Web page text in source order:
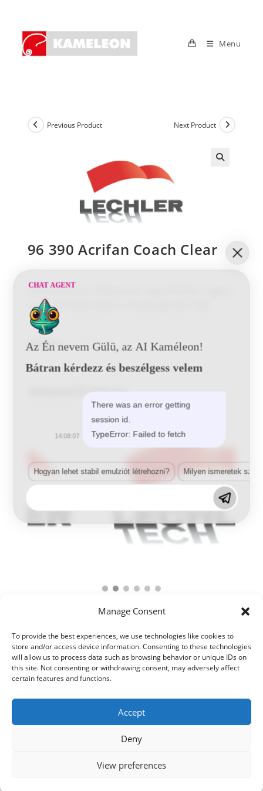
Manage Consent
To provide the best experiences, we use technologies like cookies to
store and/or access device information. Consenting to these technologies
will allow us to process data such as browsing behavior or unique IDs on
this site. Not consenting or withdrawing consent, may adversely affect
certain features and functions.
Accept
Deny
View preferences
content
Menu
Previous Product Next Product
96 390 Acrifan Coach Clear
Kétkomponensű, kifejezetten nagy felületek, nagyon
jó ellenálló képességű és fényességű akril lakk.
Kategória:2K-s fényes
Related Products
© 2021 Kaméleon Hungary Kft. Minden jog fenntartva. All rights
CHAT AGENT
Az Én nevem Gülü, az AI Kaméleon!
Bátran kérdezz és beszélgess velem
There was an error getting
session id.
TypeError: Failed to fetch
14:08:07
Hogyan lehet stabil emulziót létrehozni? Milyen ismeretek